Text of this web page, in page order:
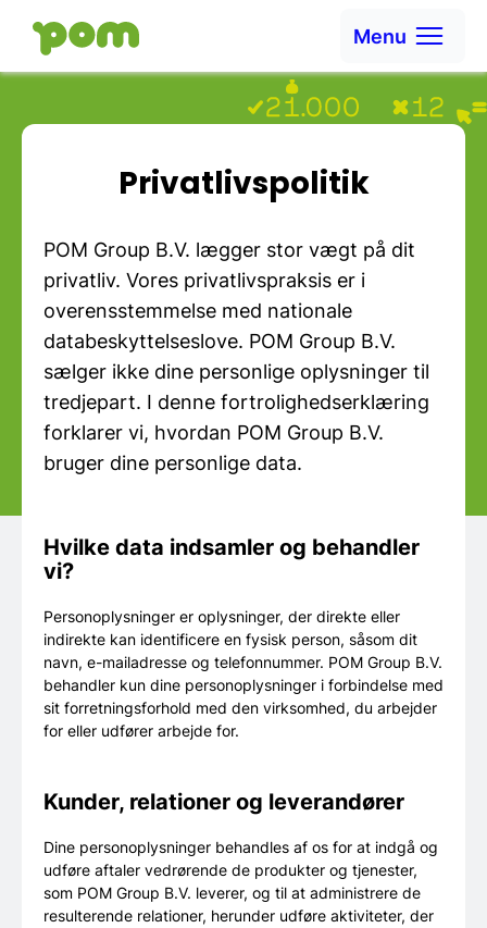
Ga naar Home
Menu
Privatlivspolitik
POM Group B.V. lægger stor vægt på dit
privatliv. Vores privatlivspraksis er i
overensstemmelse med nationale
databeskyttelseslove. POM Group B.V.
sælger ikke dine personlige oplysninger til
tredjepart. I denne fortrolighedserklæring
forklarer vi, hvordan POM Group B.V.
bruger dine personlige data.
Hvilke data indsamler og behandler
vi?
Personoplysninger er oplysninger, der direkte eller
indirekte kan identificere en fysisk person, såsom dit
navn, e-mailadresse og telefonnummer. POM Group B.V.
behandler kun dine personoplysninger i forbindelse med
sit forretningsforhold med den virksomhed, du arbejder
for eller udfører arbejde for.
Kunder, relationer og leverandører
Dine personoplysninger behandles af os for at indgå og
udføre aftaler vedrørende de produkter og tjenester,
som POM Group B.V. leverer, og til at administrere de
resulterende relationer, herunder udføre aktiviteter, der